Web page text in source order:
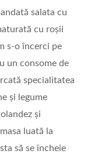
salata cu
cu roșii
s-o încerci pe
un consome de
specialitatea
și legume
și
luată la
să se încheie